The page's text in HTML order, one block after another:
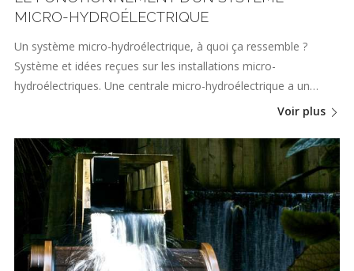
MICRO-HYDROÉLECTRIQUE
Un système micro-hydroélectrique, à quoi ça ressemble ?
Système et idées reçues sur les installations micro-
hydroélectriques. Une centrale micro-hydroélectrique a un…
Voir plus